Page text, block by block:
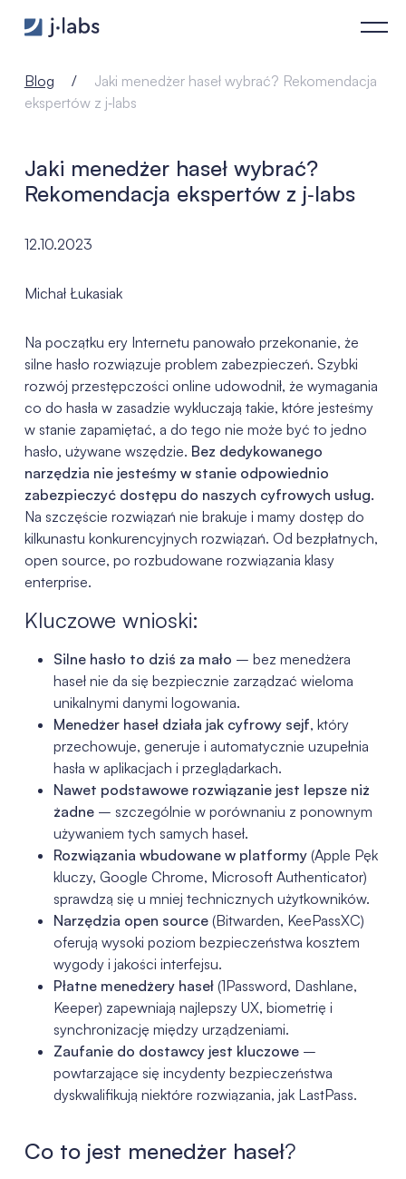
Jaki menedżer haseł wybrać? Rekomendacja ekspertów z
Blog
Jaki menedżer haseł wybrać? Rekomendacja
ekspertów z j‑labs
Jaki menedżer haseł wybrać?
Rekomendacja ekspertów z j‑labs
12.10.2023
Michał Łukasiak
Na początku ery Internetu panowało przekonanie, że
silne hasło rozwiązuje problem zabezpieczeń. Szybki
rozwój przestępczości online udowodnił, że wymagania
co do hasła w zasadzie wykluczają takie, które jesteśmy
w stanie zapamiętać, a do tego nie może być to jedno
hasło, używane wszędzie. Bez dedykowanego
narzędzia nie jesteśmy w stanie odpowiednio
zabezpieczyć dostępu do naszych cyfrowych usług.
Na szczęście rozwiązań nie brakuje i mamy dostęp do
kilkunastu konkurencyjnych rozwiązań. Od bezpłatnych,
open source, po rozbudowane rozwiązania klasy
enterprise.
Kluczowe wnioski:
Silne hasło to dziś za mało – bez menedżera
haseł nie da się bezpiecznie zarządzać wieloma
unikalnymi danymi logowania.
Menedżer haseł działa jak cyfrowy sejf, który
przechowuje, generuje i automatycznie uzupełnia
hasła w aplikacjach i przeglądarkach.
Nawet podstawowe rozwiązanie jest lepsze niż
żadne– szczególnie w porównaniu z ponownym
używaniem tych samych haseł.
Rozwiązania wbudowane w platformy(Apple Pęk
kluczy, Google Chrome, Microsoft Authenticator)
sprawdzą się u mniej technicznych użytkowników.
Narzędzia open source(Bitwarden, KeePassXC)
oferują wysoki poziom bezpieczeństwa kosztem
wygody i jakości interfejsu.
Płatne menedżery haseł(1Password, Dashlane,
Keeper) zapewniają najlepszy UX, biometrię i
synchronizację między urządzeniami.
Zaufanie do dostawcy jest kluczowe–
powtarzające się incydenty bezpieczeństwa
dyskwalifikują niektóre rozwiązania, jak LastPass.
Co to jest menedżer haseł?